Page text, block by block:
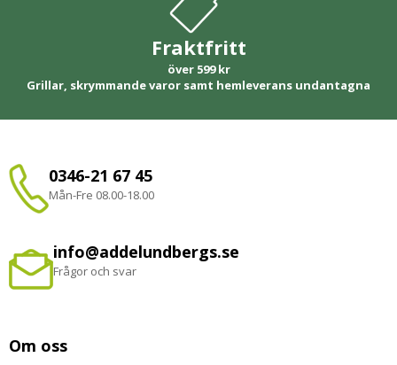
Fraktfritt
över 599 kr
Grillar, skrymmande varor samt hemleverans undantagna
0346-21 67 45
Mån-Fre 08.00-18.00
info@addelundbergs.se
Frågor och svar
Om oss